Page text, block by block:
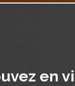
en